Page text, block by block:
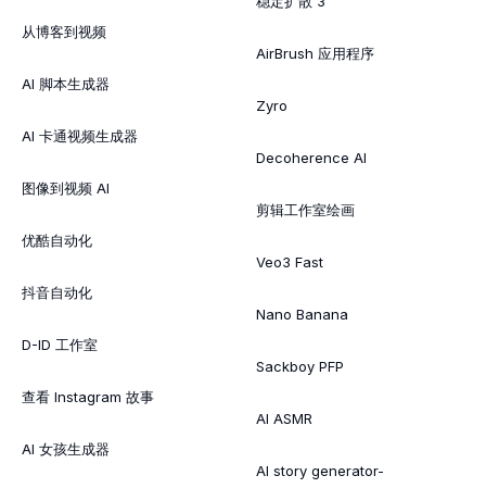
从博客到视频
AI 脚本生成器
AI 卡通视频生成器
图像到视频 AI
优酷自动化
抖音自动化
D-ID 工作室
查看 Instagram 故事
AI 女孩生成器
AirBrush 应用程序
Zyro
Decoherence AI
剪辑工作室绘画
Veo3 Fast
Nano Banana
Sackboy PFP
AI ASMR
AI story generator-